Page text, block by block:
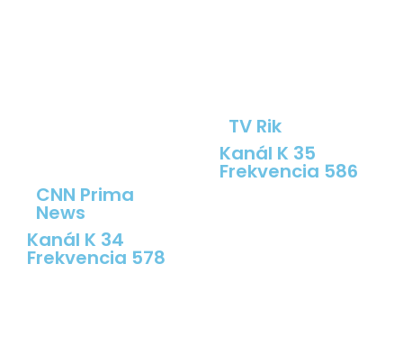
CNN Prima
News
Kanál K 34
Frekvencia 578
TV Rik
Kanál K 35
Frekvencia 586